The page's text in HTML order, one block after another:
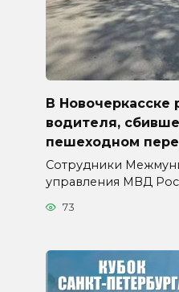
В Новочеркасске
водителя,
пешеходном
Сотрудники
управления МВД
73